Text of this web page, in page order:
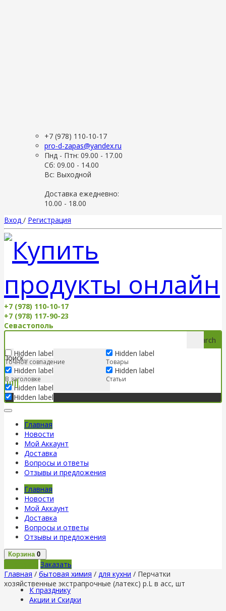
+7 (978) 110-10-17
pro-d-zapas@yandex.ru
Пнд - Птн: 09.00 - 17.00
Сб: 09.00 - 14.00
Вс: Выходной
Доставка ежедневно:
10.00 - 18.00
Вход / Регистрация
+7 (978) 110-10-17
+7 (978) 117-90-23
Севастополь
Search
Hidden label
Точное совпадение
Hidden label
В заголовке
Hidden label
Hidden label
Hidden label
Товары
Hidden label
Статьи
Главная
Новости
Мой Аккаунт
Доставка
Вопросы и ответы
Отзывы и предложения
Главная
Новости
Мой Аккаунт
Доставка
Вопросы и ответы
Отзывы и предложения
Корзина 0
Заказать
Главная / бытовая химия / для кухни / Перчатки
хозяйственные экстрапрочные (латекс) р.L в асс, шт
К празднику
Акции и Скидки